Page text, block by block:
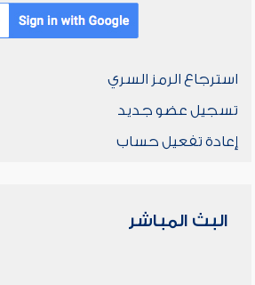
استرجاع الرمز السري
تسجيل عضو جديد
إعادة تفعيل حساب
البث المباشر